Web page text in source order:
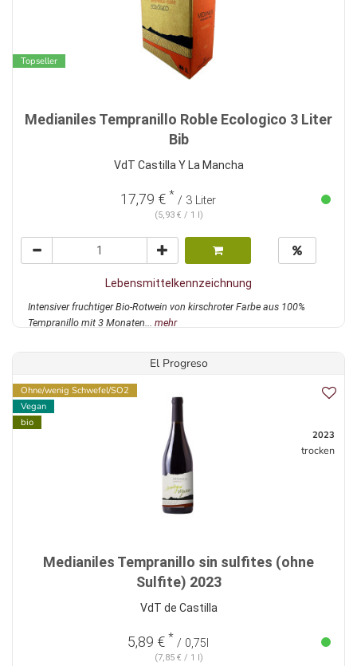
Topseller
Medianiles Tempranillo Roble Ecologico 3 Liter
Bib
VdT Castilla Y La Mancha
17,79 € * / 3 Liter
(5,93 € / 1 l)
Lebensmittelkennzeichnung
Intensiver fruchtiger Bio-Rotwein von kirschroter Farbe aus 100%
Tempranillo mit 3 Monaten... mehr
El Progreso
Ohne/wenig Schwefel/SO2
Vegan
bio
2023
trocken
Medianiles Tempranillo sin sulfites (ohne
Sulfite) 2023
VdT de Castilla
5,89 € * / 0,75l
(7,85 € / 1 l)